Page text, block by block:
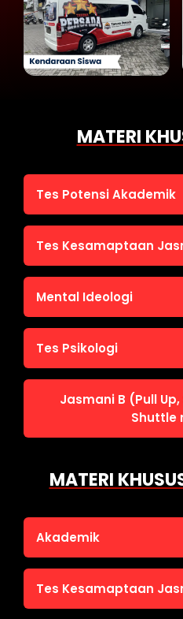
MATERI
Tes Potensi Akademik
Bahasa Indonesia
Penalaran Numerik
Pengetahuan Umum
Tes Wawasan
Tes Kesamaptaan
Jasmani A (Lari 12 menit)
Mental Ideologi
Mental Ideologi
Tes Psikologi
Tes Kecerdasan
Tes Kecermatan
Tes Kepribadian
Jasmani B (Pull Up,
Shuttle
MATERI
Akademik
Bahasa Indonesia
Tes Kesamaptaan